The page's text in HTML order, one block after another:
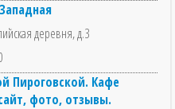
деревня, д.3
Пироговской. Кафе
фото, отзывы.